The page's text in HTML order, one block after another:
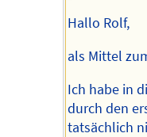
Hallo Rolf,
als Mittel
Ich habe in
durch den
tatsächlich